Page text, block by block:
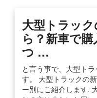
大型トラッ
ら？新車で
つ …
と言う事で、大型ト
す。 大型トラックの
ー別にご紹介します.